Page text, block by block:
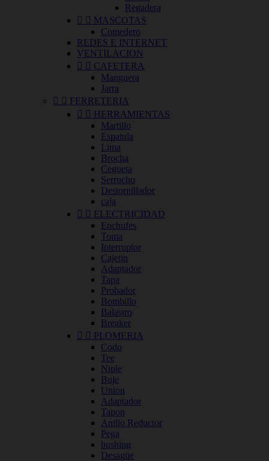
Regadera
  MASCOTAS
Comedero
REDES E INTERNET
VENTILACION
  CAFETERA
Manguera
Jarra
  FERRETERIA
  HERRAMIENTAS
Martillo
Espatula
Lima
Brocha
Cegueta
Serrucho
Destornillador
caja
  ELECTRICIDAD
Enchufes
Toma
Interruptor
Cajetin
Adaptador
Tapa
Probador
Bombillo
Balastro
Breaker
  PLOMERIA
Codo
Tee
Niple
Buje
Union
Adaptador
Tapon
Anillo Reductor
Pega
bushing
Desagüe